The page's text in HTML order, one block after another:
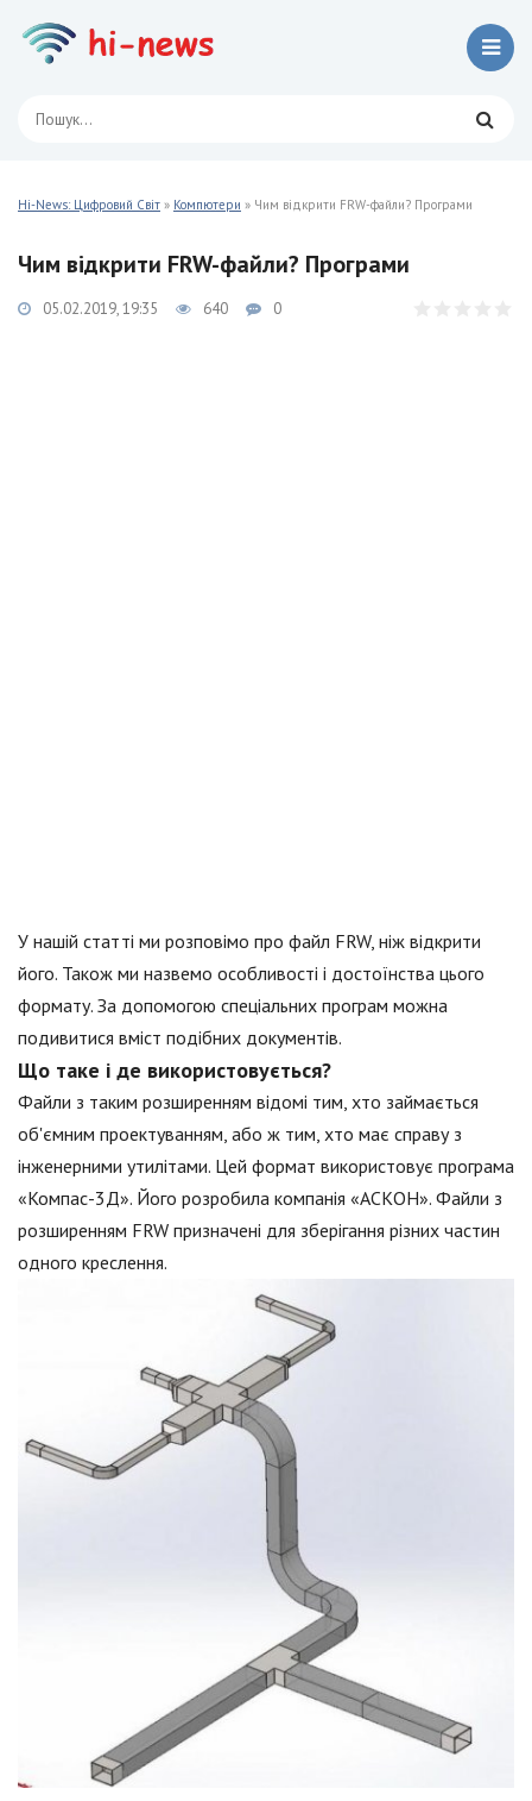
Hi-News: Цифровий Світ » Компютери » Чим відкрити FRW-файли? Програми
Чим відкрити FRW-файли? Програми
05.02.2019, 19:35 640 0
У нашій статті ми розповімо про файл FRW, ніж відкрити
його. Також ми назвемо особливості і достоїнства цього
формату. За допомогою спеціальних програм можна
подивитися вміст подібних документів.
Що таке і де використовується?
Файли з таким розширенням відомі тим, хто займається
об'ємним проектуванням, або ж тим, хто має справу з
інженерними утилітами. Цей формат використовує програма
«Компас-3Д». Його розробила компанія «АСКОН». Файли з
розширенням FRW призначені для зберігання різних частин
одного креслення.